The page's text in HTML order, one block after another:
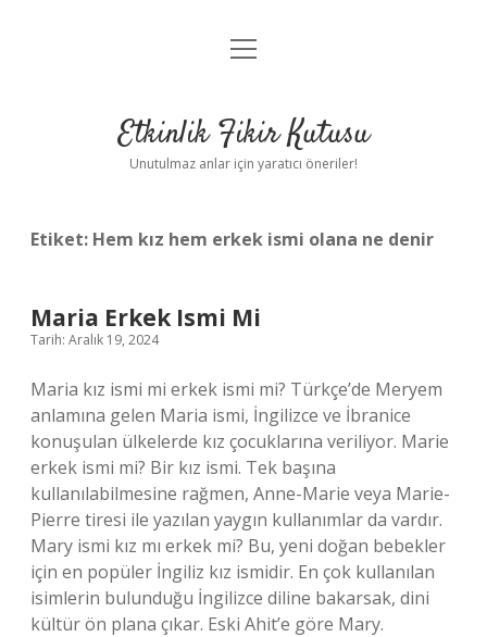
Anasayfa
Yasal Uyarı
menüyü
Etkinlik Fikir Kutusu
Unutulmaz anlar için yaratıcı öneriler!
Etiket: Hem kız hem erkek ismi olana ne denir
Maria Erkek Ismi Mi
Tarih: Aralık 19, 2024
Maria kız ismi mi erkek ismi mi? Türkçe’de Meryem
anlamına gelen Maria ismi, İngilizce ve İbranice
konuşulan ülkelerde kız çocuklarına veriliyor. Marie
erkek ismi mi? Bir kız ismi. Tek başına
kullanılabilmesine rağmen, Anne-Marie veya Marie-
Pierre tiresi ile yazılan yaygın kullanımlar da vardır.
Mary ismi kız mı erkek mi? Bu, yeni doğan bebekler
için en popüler İngiliz kız ismidir. En çok kullanılan
isimlerin bulunduğu İngilizce diline bakarsak, dini
kültür ön plana çıkar. Eski Ahit’e göre Mary.